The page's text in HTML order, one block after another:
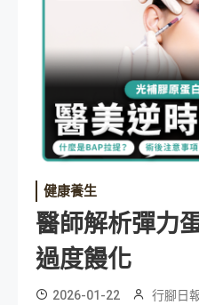
健康養生
醫師解析彈力
過度饅化
2026-01-22 行腳日